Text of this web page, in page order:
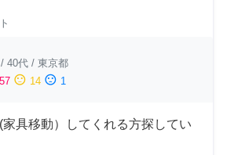
/ 40代 / 東京都
sentiment_neutral 14 sentiment_dissatisfied 1
具移動）してくれる方探してい